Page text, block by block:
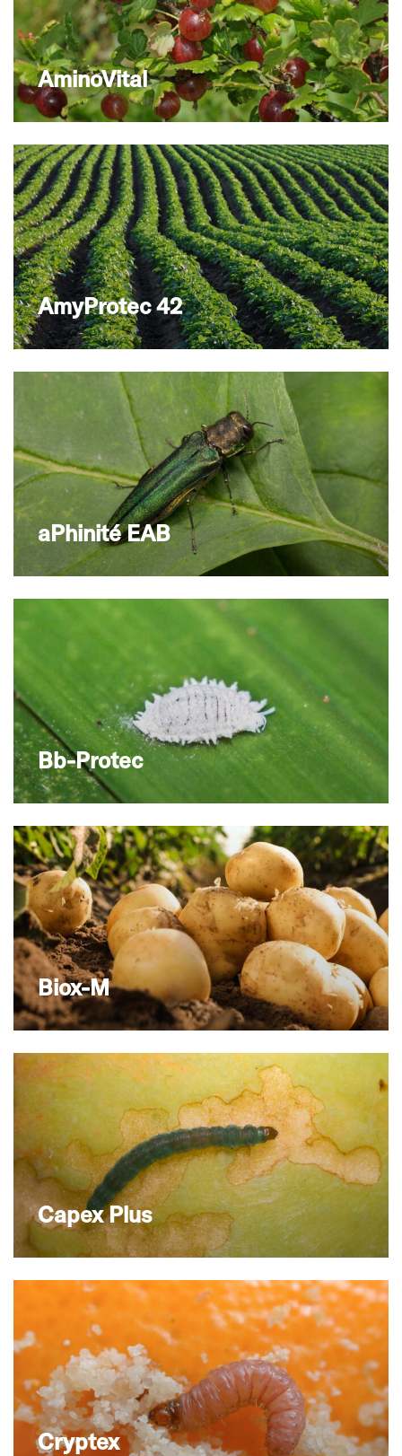
AminoVital
AmyProtec 42
aPhinité EAB
Bb-Protec
Biox-M
Capex Plus
Cryptex